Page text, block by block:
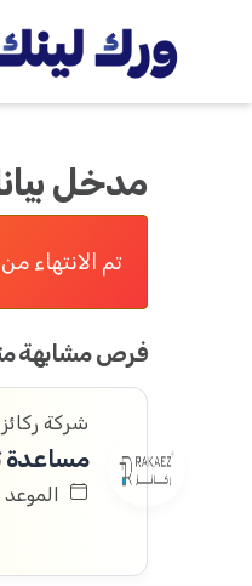
مدخل
تم الانتهاء
فرص مشابهة
شركة ركائز
مساعدة
الموعد